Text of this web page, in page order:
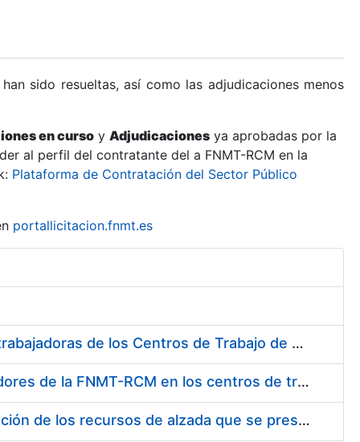
sido resueltas, así como las adjudicaciones menos
en curso y Adjudicaciones ya aprobadas por la
al perfil del contratante del a FNMT-RCM en la
Plataforma de Contratación del Sector Público
portallicitacion.fnmt.es
Suministro de Protectores Auditivos a medida para las personas trabajadoras de los Centros de Trabajo de Madrid y Burgos
Suministro de gafas graduadas antiproyecciones para los trabajadores de la FNMT-RCM en los centros de trabajo de Madrid y Burgos
Servicios de una empresa externa para el asesoramiento y resolución de los recursos de alzada que se presentan relacionados con procesos de selección para la FNMT-RCM